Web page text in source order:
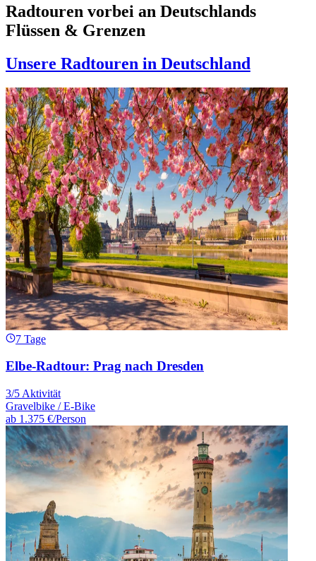
Radtouren vorbei an Deutschlands
Flüssen & Grenzen
Unsere Radtouren in Deutschland
7 Tage
Elbe-Radtour: Prag nach Dresden
3/5 Aktivität
Gravelbike / E-Bike
ab 1.375 €/Person